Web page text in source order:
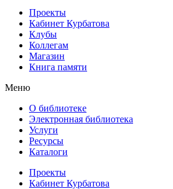
Проекты
Кабинет Курбатова
Клубы
Коллегам
Магазин
Книга памяти
Меню
О библиотеке
Электронная библиотека
Услуги
Ресурсы
Каталоги
Проекты
Кабинет Курбатова